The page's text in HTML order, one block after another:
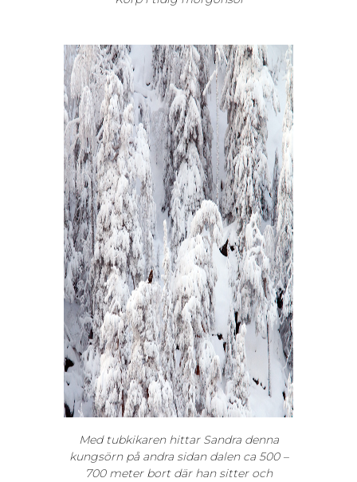
Med tubkikaren hittar Sandra denna
kungsörn på andra sidan dalen ca 500 –
700 meter bort där han sitter och